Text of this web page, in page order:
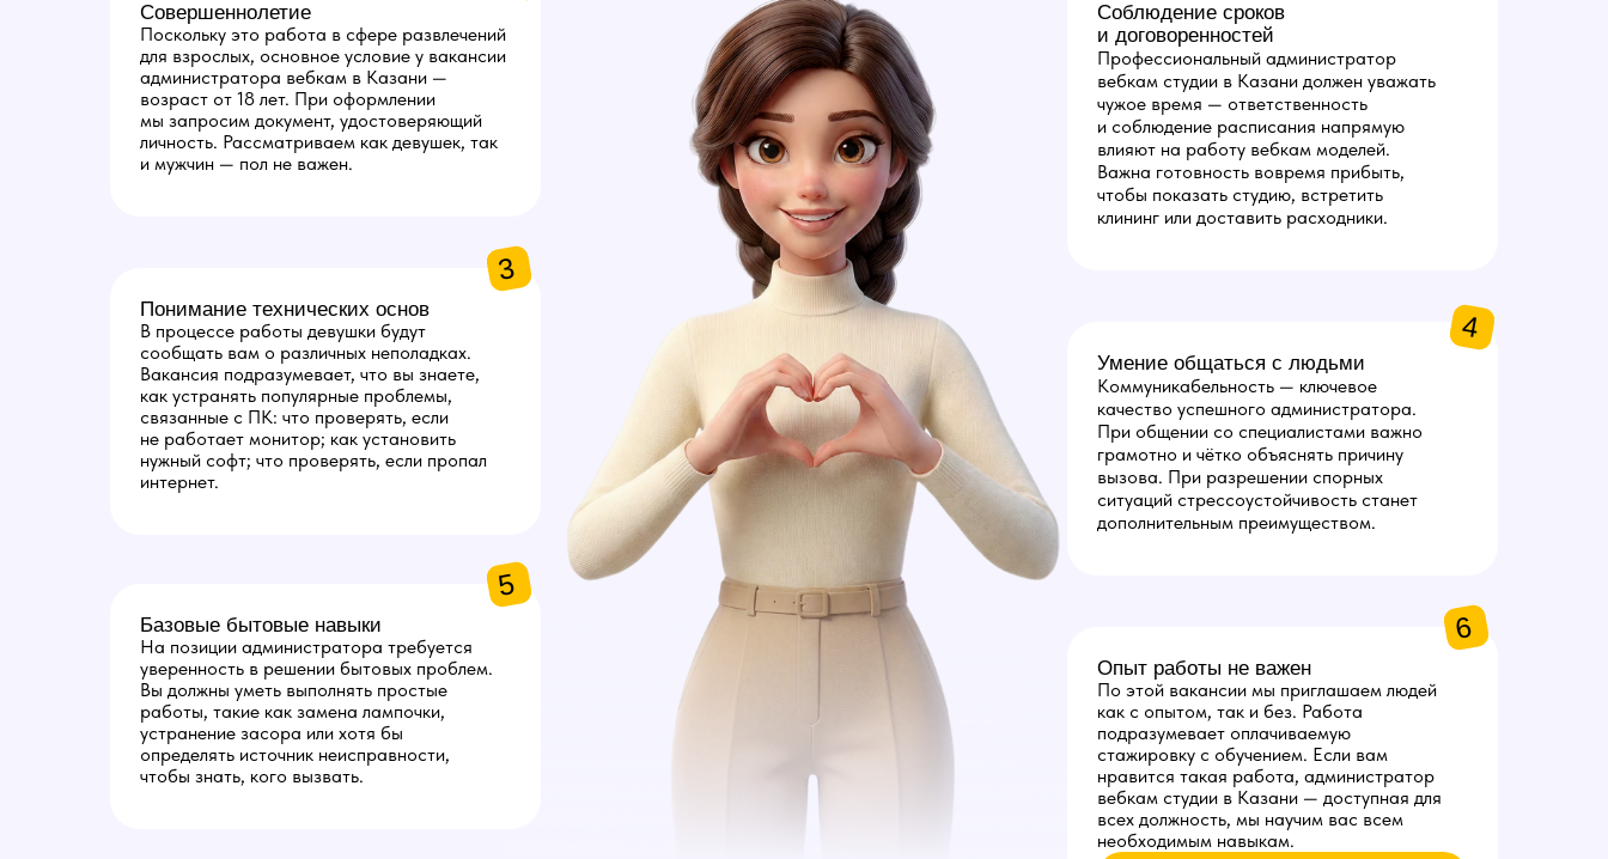
Совершеннолетие
Поскольку это работа в сфере развлечений
для взрослых, основное условие у вакансии
администратора вебкам в Казани —
возраст от 18 лет. При оформлении
мы запросим документ, удостоверяющий
личность. Рассматриваем как девушек, так
и мужчин — пол не важен.
Понимание технических основ
В процессе работы девушки будут
сообщать вам о различных неполадках.
Вакансия подразумевает, что вы знаете,
как устранять популярные проблемы,
связанные с ПК: что проверять, если
не работает монитор; как установить
нужный софт; что проверять, если пропал
интернет.
3
Базовые бытовые навыки
На позиции администратора требуется
уверенность в решении бытовых проблем.
Вы должны уметь выполнять простые
работы, такие как замена лампочки,
устранение засора или хотя бы
определять источник неисправности,
чтобы знать, кого вызвать.
5
Опыт работы не важен
По этой вакансии мы приглашаем людей
как с опытом, так и без. Работа
подразумевает оплачиваемую
стажировку с обучением. Если вам
нравится такая работа, администратор
вебкам студии в Казани — доступная для
всех должность, мы научим вас всем
необходимым навыкам.
6
Соблюдение сроков
и договоренностей
Профессиональный администратор
вебкам студии в Казани должен уважать
чужое время — ответственность
и соблюдение расписания напрямую
влияют на работу вебкам моделей.
Важна готовность вовремя прибыть,
чтобы показать студию, встретить
клининг или доставить расходники.
4
Умение общаться с людьми
Коммуникабельность — ключевое
качество успешного администратора.
При общении со специалистами важно
грамотно и чётко объяснять причину
вызова. При разрешении спорных
ситуаций стрессоустойчивость станет
дополнительным преимуществом.